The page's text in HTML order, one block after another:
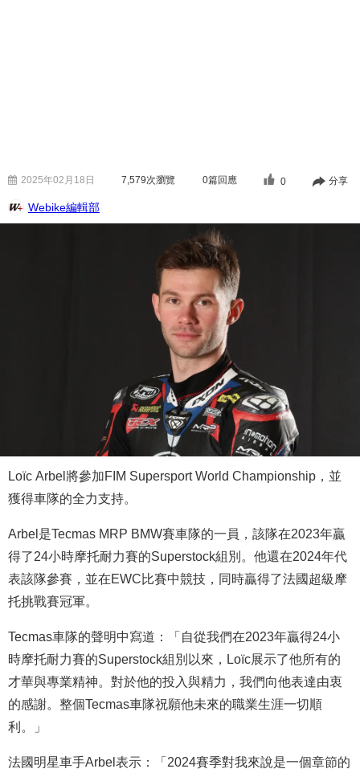
2025年02月18日 7,579次瀏覽 0篇回應 0 分享
Webike編輯部
Loïc Arbel將參加FIM Supersport World Championship，並
獲得車隊的全力支持。
Arbel是Tecmas MRP BMW賽車隊的一員，該隊在2023年贏
得了24小時摩托耐力賽的Superstock組別。他還在2024年代
表該隊參賽，並在EWC比賽中競技，同時贏得了法國超級摩
托挑戰賽冠軍。
Tecmas車隊的聲明中寫道：「自從我們在2023年贏得24小
時摩托耐力賽的Superstock組別以來，Loïc展示了他所有的
才華與專業精神。對於他的投入與精力，我們向他表達由衷
的感謝。整個Tecmas車隊祝願他未來的職業生涯一切順
利。」
法國明星車手Arbel表示：「2024賽季對我來說是一個章節的